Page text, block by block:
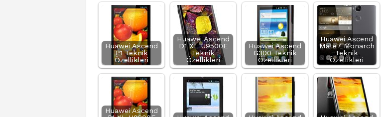
Huawei Ascend
P1 Teknik
Özellikleri
Huawei Ascend
D1 XL U9500E
Teknik
Özellikleri
Huawei Ascend
G300 Teknik
Özellikleri
Huawei Ascend
Mate7 Monarch
Teknik
Özellikleri
Huawei Ascend